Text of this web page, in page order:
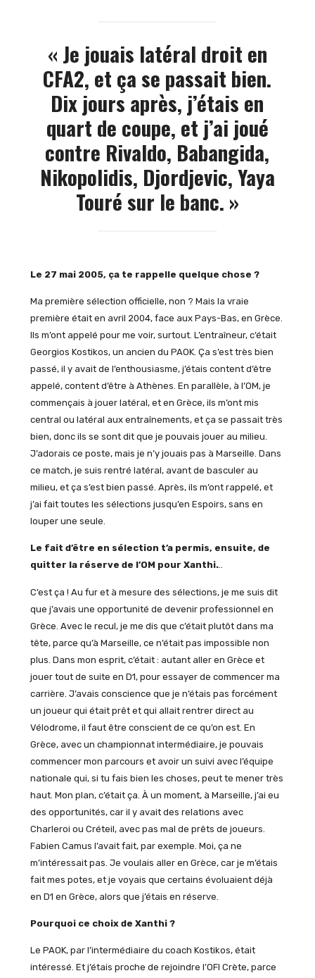
« Je jouais latéral droit en
CFA2, et ça se passait bien.
Dix jours après, j’étais en
quart de coupe, et j’ai joué
contre Rivaldo, Babangida,
Nikopolidis, Djordjevic, Yaya
Touré sur le banc. »
Le 27 mai 2005, ça te rappelle quelque chose ?
Ma première sélection officielle, non ? Mais la vraie
première était en avril 2004, face aux Pays-Bas, en Grèce.
Ils m’ont appelé pour me voir, surtout. L’entraîneur, c’était
Georgios Kostikos, un ancien du PAOK. Ça s’est très bien
passé, il y avait de l’enthousiasme, j’étais content d’être
appelé, content d’être à Athènes. En parallèle, à l’OM, je
commençais à jouer latéral, et en Grèce, ils m’ont mis
central ou latéral aux entraînements, et ça se passait très
bien, donc ils se sont dit que je pouvais jouer au milieu.
J’adorais ce poste, mais je n’y jouais pas à Marseille. Dans
ce match, je suis rentré latéral, avant de basculer au
milieu, et ça s’est bien passé. Après, ils m’ont rappelé, et
j’ai fait toutes les sélections jusqu’en Espoirs, sans en
louper une seule.
Le fait d’être en sélection t’a permis, ensuite, de
quitter la réserve de l’OM pour Xanthi...
C’est ça ! Au fur et à mesure des sélections, je me suis dit
que j’avais une opportunité de devenir professionnel en
Grèce. Avec le recul, je me dis que c’était plutôt dans ma
tête, parce qu’à Marseille, ce n’était pas impossible non
plus. Dans mon esprit, c’était : autant aller en Grèce et
jouer tout de suite en D1, pour essayer de commencer ma
carrière. J’avais conscience que je n’étais pas forcément
un joueur qui était prêt et qui allait rentrer direct au
Vélodrome, il faut être conscient de ce qu’on est. En
Grèce, avec un championnat intermédiaire, je pouvais
commencer mon parcours et avoir un suivi avec l’équipe
nationale qui, si tu fais bien les choses, peut te mener très
haut. Mon plan, c’était ça. À un moment, à Marseille, j’ai eu
des opportunités, car il y avait des relations avec
Charleroi ou Créteil, avec pas mal de prêts de joueurs.
Fabien Camus l’avait fait, par exemple. Moi, ça ne
m’intéressait pas. Je voulais aller en Grèce, car je m’étais
fait mes potes, et je voyais que certains évoluaient déjà
en D1 en Grèce, alors que j’étais en réserve.
Pourquoi ce choix de Xanthi ?
Le PAOK, par l’intermédiaire du coach Kostikos, était
intéressé. Et j’étais proche de rejoindre l’OFI Crète, parce